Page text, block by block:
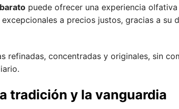
puede ofrecer una experiencia
a precios justos, gracias a su
refinadas, concentradas y originales, sin
tradición y la vanguardia